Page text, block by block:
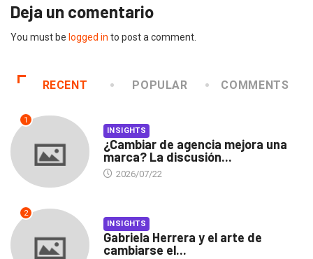
Deja un comentario
You must be logged in to post a comment.
RECENT POPULAR COMMENTS
1
INSIGHTS
¿Cambiar de agencia mejora una
marca? La discusión...
2026/07/22
2
INSIGHTS
Gabriela Herrera y el arte de
cambiarse el...